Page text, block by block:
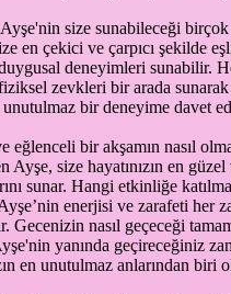
size sunabileceği birçok
en çekici ve çarpıcı şekilde
deneyimleri sunabilir.
zevkleri bir arada
unutulmaz bir deneyime davet
eğlenceli bir akşamın nasıl
size hayatınızın en güzel
sunar. Hangi etkinliğe
enerjisi ve zarafeti her
Gecenizin nasıl geçeceği
yanında geçireceğiniz
en unutulmaz anlarından biri